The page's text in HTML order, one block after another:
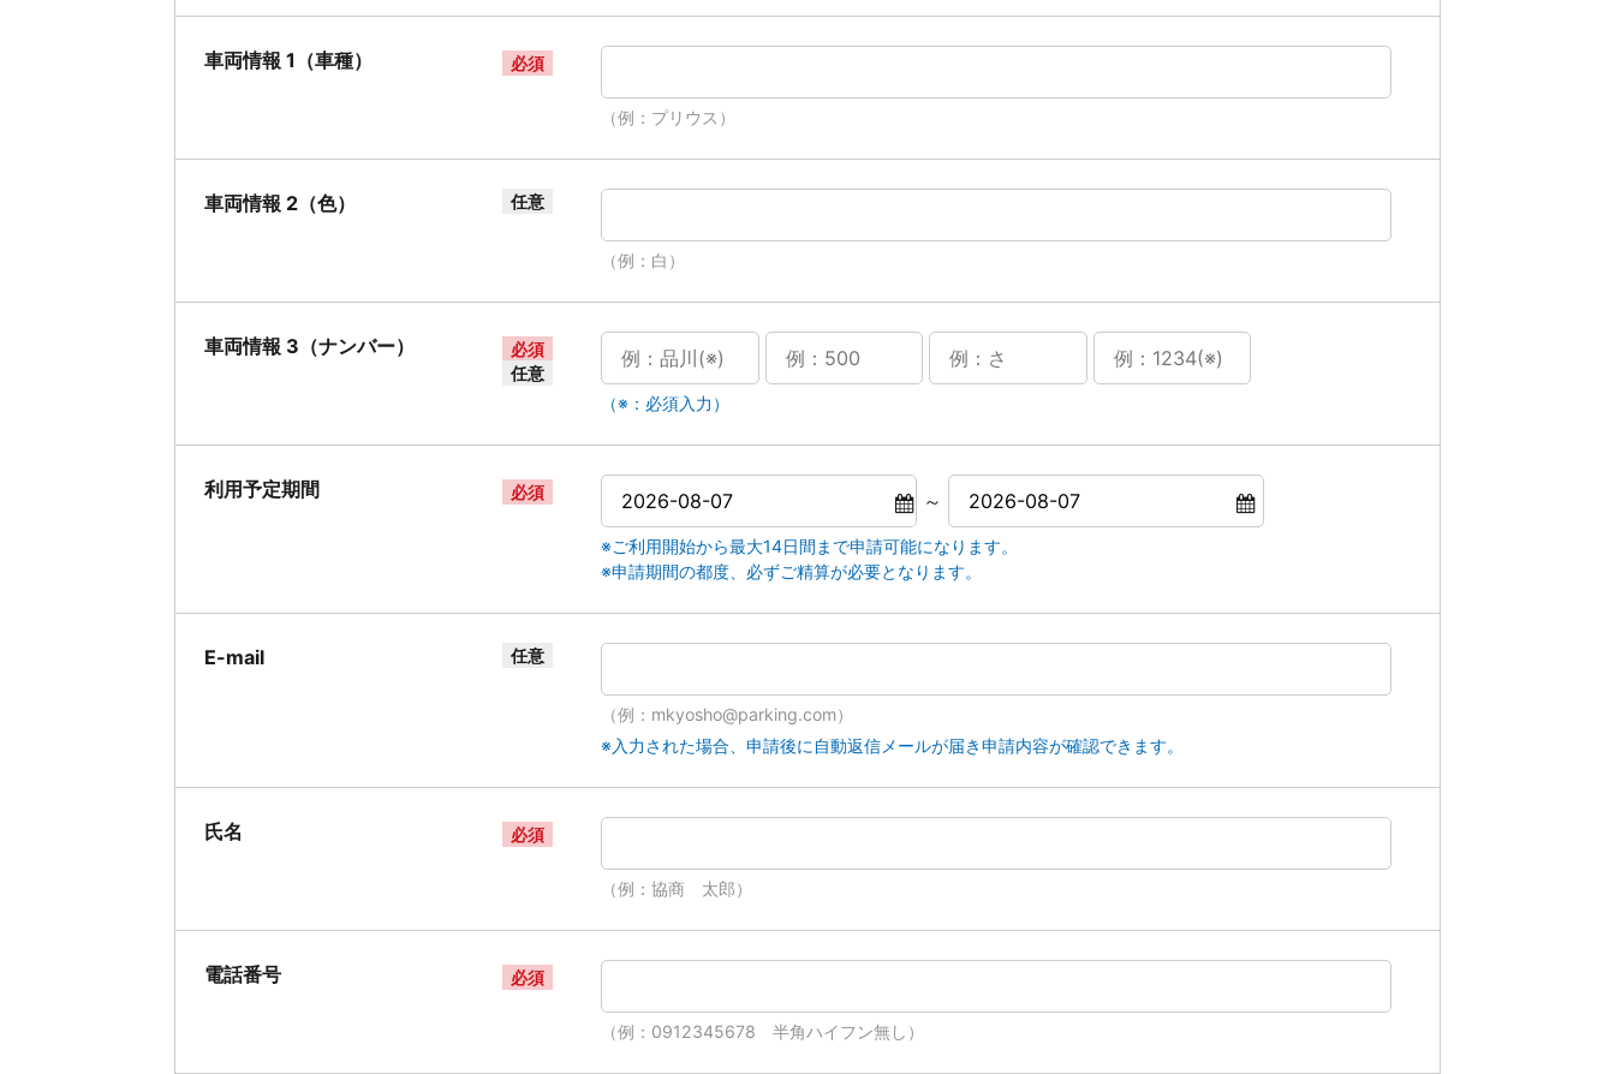
車両情報 1（車種） 必須
（例：プリウス）
車両情報 2（色） 任意
（例：白）
車両情報 3（ナンバー）
必須
任意
（※：必須入力）
利用予定期間 必須 ～
※ご利用開始から最大14日間まで申請可能になります。
※申請期間の都度、必ずご精算が必要となります。
E-mail 任意
（例：mkyosho@parking.com）
※入力された場合、申請後に自動返信メールが届き申請内容が確認できます。
氏名 必須
（例：協商 太郎）
電話番号 必須
（例：0912345678 半角ハイフン無し）